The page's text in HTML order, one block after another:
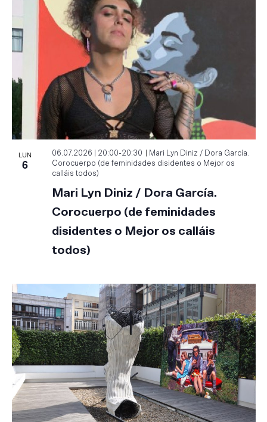
LUN
6
06.07.2026 | 20:00-20:30
Mari Lyn Diniz / Dora García.
Corocuerpo (de feminidades disidentes o Mejor os
calláis todos)
Mari Lyn Diniz / Dora García.
Corocuerpo (de feminidades
disidentes o Mejor os calláis
todos)